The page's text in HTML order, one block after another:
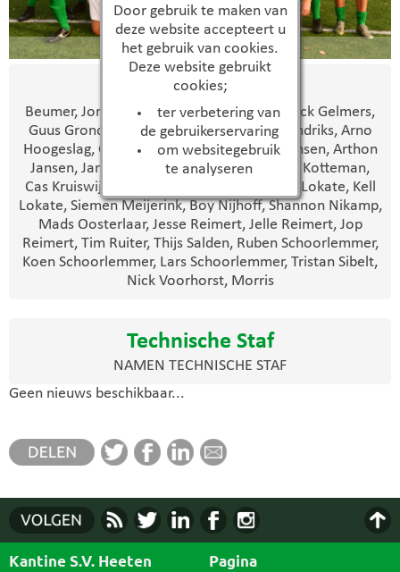
Door gebruik te maken van
deze website accepteert u
het gebruik van cookies.
Deze website gebruikt
cookies;
ter verbetering van
de gebruikerservaring
om websitegebruik
te analyseren
Heeten 2
Selectie
Beumer, Joran Dijkman, Jordi Doedens, Binck Gelmers,
Guus Grondhuis, Twan Harink, Duncan Hendriks, Arno
Hoogeslag, Gijs Jansen Holleboom, Finn Jansen, Arthon
Jansen, Jarno Kelder, Tijn Kooten, Pim van Kotteman,
Cas Kruiswijk, Dodge Loevezijn, Jasper van Lokate, Kell
Lokate, Siemen Meijerink, Boy Nijhoff, Shannon Nikamp,
Mads Oosterlaar, Jesse Reimert, Jelle Reimert, Jop
Reimert, Tim Ruiter, Thijs Salden, Ruben Schoorlemmer,
Koen Schoorlemmer, Lars Schoorlemmer, Tristan Sibelt,
Nick Voorhorst, Morris
Technische Staf
NAMEN TECHNISCHE STAF
Geen nieuws beschikbaar...
Kantine S.V. Heeten Pagina